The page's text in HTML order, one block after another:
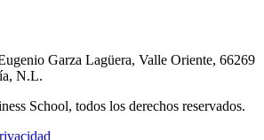
Garza Lagüera, Valle Oriente, 66269
N.L.
School, todos los derechos reservados.